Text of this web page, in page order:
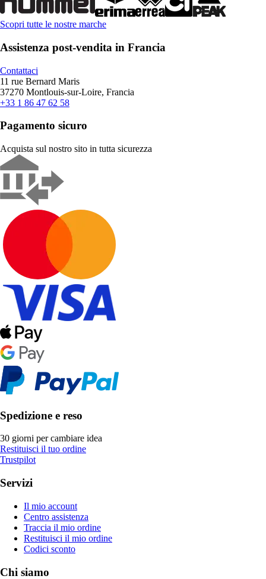
Scopri tutte le nostre marche
Assistenza post-vendita in Francia
Contattaci
11 rue Bernard Maris
37270 Montlouis-sur-Loire, Francia
+33 1 86 47 62 58
Pagamento sicuro
Acquista sul nostro sito in tutta sicurezza
Spedizione e reso
30 giorni per cambiare idea
Restituisci il tuo ordine
Trustpilot
Servizi
Il mio account
Centro assistenza
Traccia il mio ordine
Restituisci il mio ordine
Codici sconto
Chi siamo